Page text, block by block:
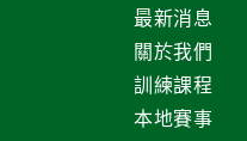
最新消息
關於我們
訓練課程
本地賽事